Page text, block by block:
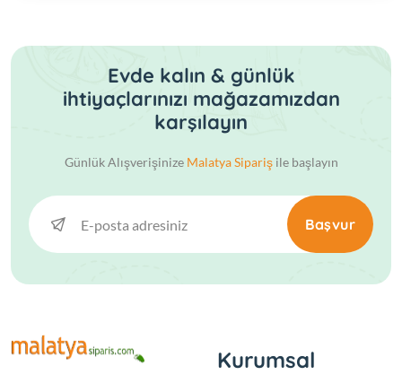
Evde kalın & günlük
ihtiyaçlarınızı mağazamızdan
karşılayın
Günlük Alışverişinize Malatya Siparişile başlayın
Başvur
Kurumsal